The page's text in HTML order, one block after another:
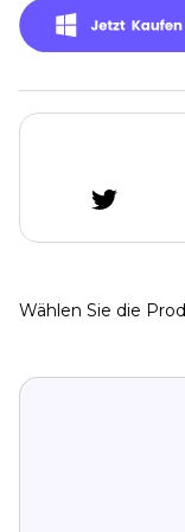
Wählen Sie die